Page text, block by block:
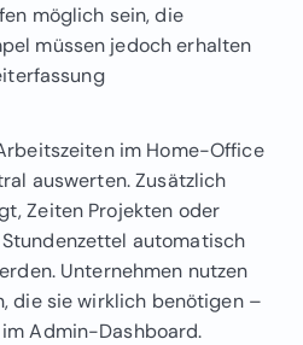
möglich sein, die
müssen jedoch erhalten
im Home-Office
auswerten. Zusätzlich
Zeiten Projekten oder
automatisch
Unternehmen nutzen
die sie wirklich benötigen –
Admin-Dashboard.